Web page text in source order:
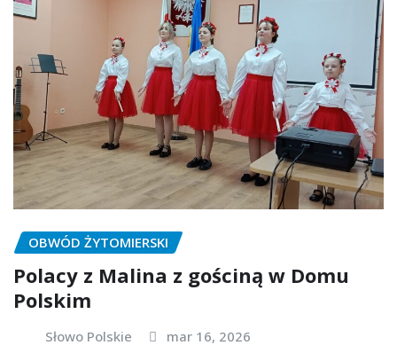
OBWÓD ŻYTOMIERSKI
Polacy z Malina z gościną w Domu
Polskim
Słowo Polskie mar 16, 2026